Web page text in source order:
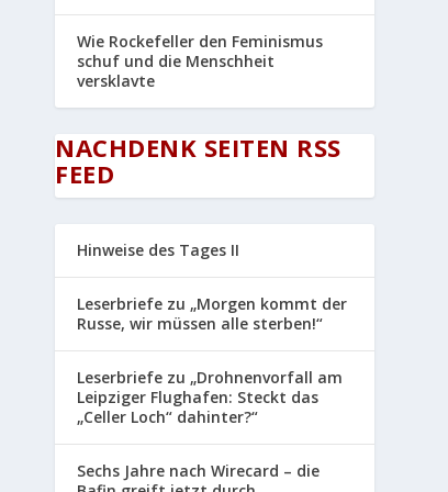
Wie Rockefeller den Feminismus
schuf und die Menschheit
versklavte
NACHDENK SEITEN RSS
FEED
Hinweise des Tages II
Leserbriefe zu „Morgen kommt der
Russe, wir müssen alle sterben!“
Leserbriefe zu „Drohnenvorfall am
Leipziger Flughafen: Steckt das
„Celler Loch“ dahinter?“
Sechs Jahre nach Wirecard – die